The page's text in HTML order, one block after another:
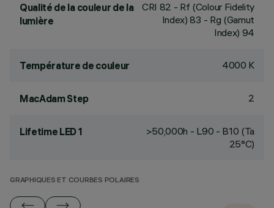
Qualité de la couleur de la
lumière
CRI 82 - Rf (Colour Fidelity
Index) 83 - Rg (Gamut
Index) 94
Température de couleur 4000 K
MacAdam Step 2
Lifetime LED 1
>50,000h - L90 - B10 (Ta
25°C)
GRAPHIQUES ET COURBES POLAIRES